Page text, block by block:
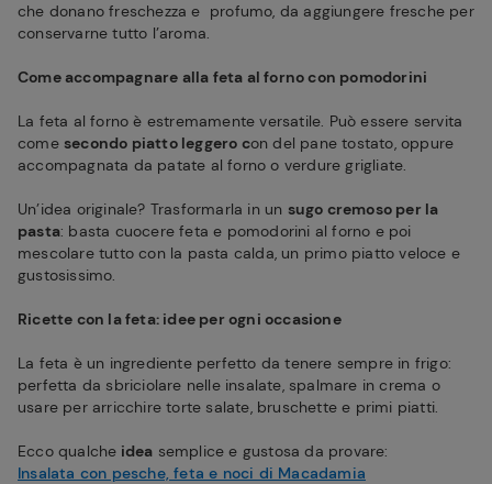
che donano freschezza e profumo, da aggiungere fresche per
conservarne tutto l’aroma.
Come accompagnare alla feta al forno con pomodorini
La feta al forno è estremamente versatile. Può essere servita
come secondo piatto leggero con del pane tostato, oppure
accompagnata da patate al forno o verdure grigliate.
Un’idea originale? Trasformarla in un sugo cremoso per la
pasta: basta cuocere feta e pomodorini al forno e poi
mescolare tutto con la pasta calda, un primo piatto veloce e
gustosissimo.
Ricette con la feta: idee per ogni occasione
La feta è un ingrediente perfetto da tenere sempre in frigo:
perfetta da sbriciolare nelle insalate, spalmare in crema o
usare per arricchire torte salate, bruschette e primi piatti.
Ecco qualche idea semplice e gustosa da provare:
Insalata con pesche, feta e noci di Macadamia